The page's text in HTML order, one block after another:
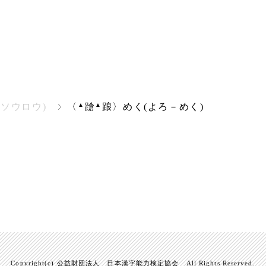
ウロウ) 〈 ▲ 蹌 ▲ 踉〉めく(よろ－めく)
Copyright(c) 公益財団法人 日本漢字能力検定協会 All Rights Reserved.